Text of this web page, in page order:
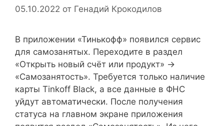
05.10.2022 от Генадий Крокодилов
В приложении «Тинькофф» появился сервис
для самозанятых. Переходите в раздел
«Открыть новый счёт или продукт» →
«Самозанятость». Требуется только наличие
карты Tinkoff Black, а все данные в ФНС
уйдут автоматически. После получения
статуса на главном экране приложения